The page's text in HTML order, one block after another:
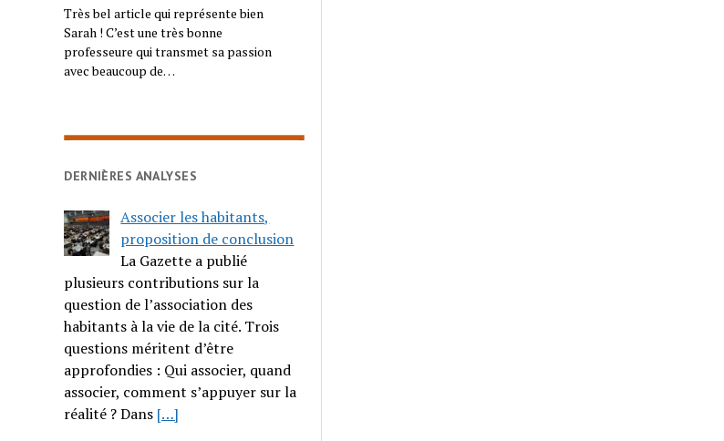
Très bel article qui représente bien
Sarah ! C’est une très bonne
professeure qui transmet sa passion
avec beaucoup de…
DERNIÈRES ANALYSES
Associer les habitants,
proposition de conclusion
La Gazette a publié
plusieurs contributions sur la
question de l’association des
habitants à la vie de la cité. Trois
questions méritent d’être
approfondies : Qui associer, quand
associer, comment s’appuyer sur la
réalité ? Dans […]